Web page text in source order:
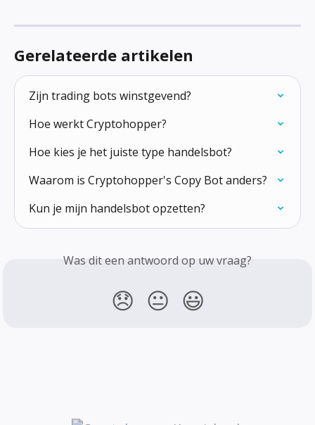
Gerelateerde artikelen
Zijn trading bots winstgevend?
Hoe werkt Cryptohopper?
Hoe kies je het juiste type handelsbot?
Waarom is Cryptohopper's Copy Bot anders?
Kun je mijn handelsbot opzetten?
Was dit een antwoord op uw vraag?
😞 😐 😃